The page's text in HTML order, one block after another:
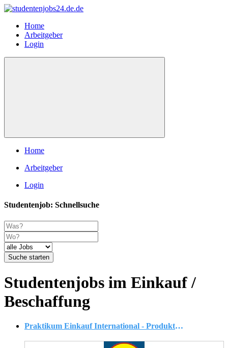
Home
Arbeitgeber
Login
Home
Arbeitgeber
Login
Studentenjob: Schnellsuche
Suche starten
Studentenjobs im Einkauf /
Beschaffung
Praktikum Einkauf International - Produkt-Compliance Qualität & Nachhaltigkeit